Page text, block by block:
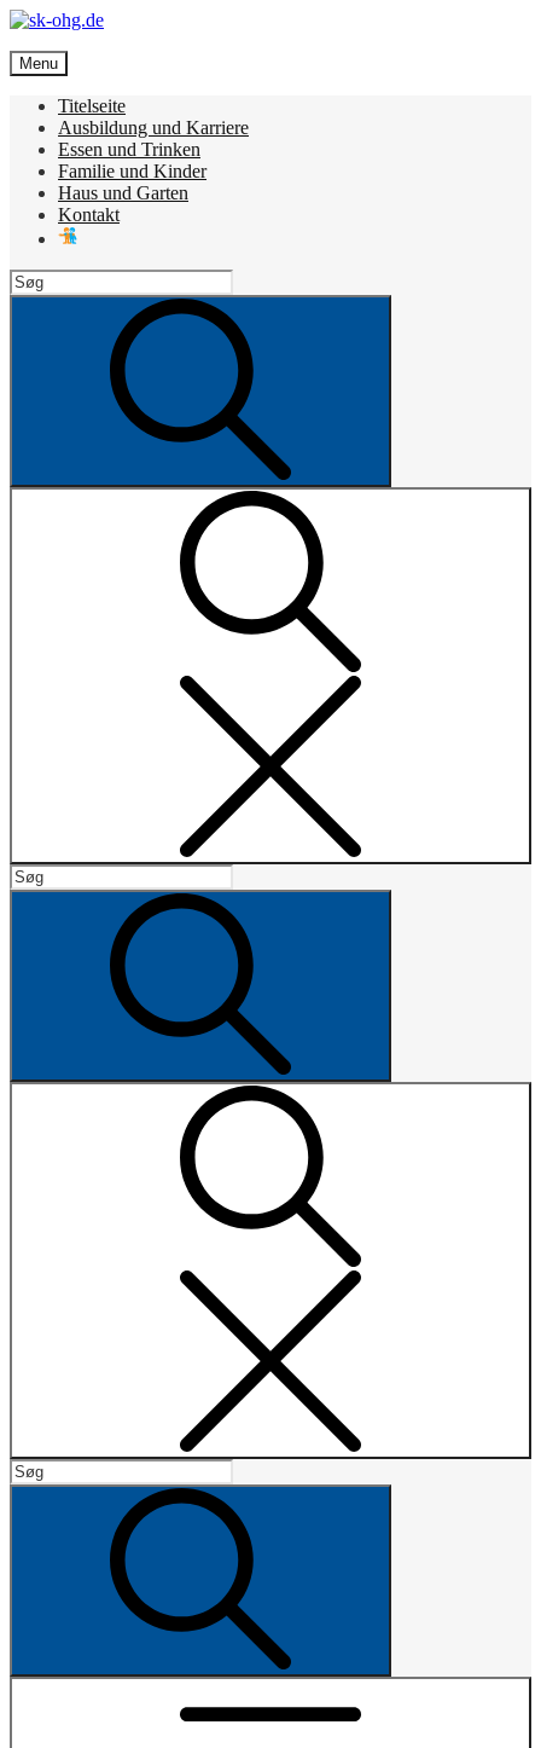
Skip
content
sk-ohg.de
Die besten Neuigkeiten
Menu
Titelseite
Ausbildung und Karriere
Essen und Trinken
Familie und Kinder
Haus und Garten
Kontakt
Search
for:
Search
for:
Search
for: